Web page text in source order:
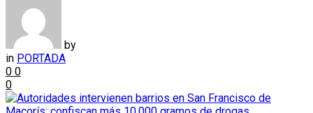
by
in PORTADA
0 0
0